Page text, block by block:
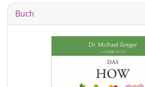
Buch